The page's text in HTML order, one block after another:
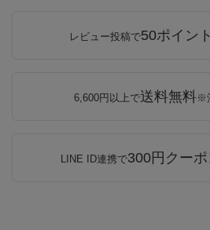
レビュー投稿で50ポイン
6,600円以上で送料無料※
LINE ID連携で300円クー